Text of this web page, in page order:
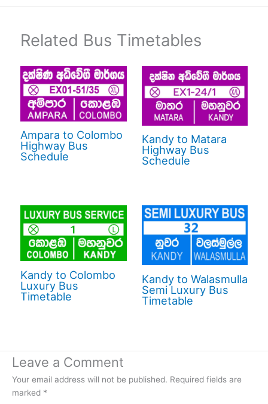
Related Bus Timetables
Ampara to Colombo
Highway Bus
Schedule
Kandy to Matara
Highway Bus
Schedule
Kandy to Colombo
Luxury Bus
Timetable
Kandy to Walasmulla
Semi Luxury Bus
Timetable
Leave a Comment
Your email address will not be published. Required fields are
marked *